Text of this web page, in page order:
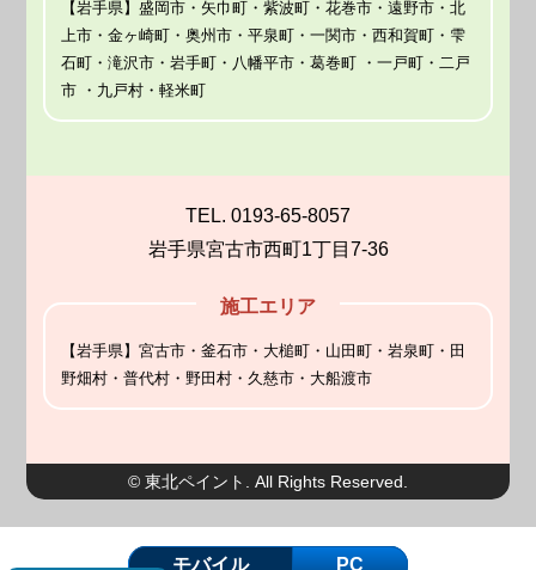
【岩手県】盛岡市・矢巾町・紫波町・花巻市・遠野市・北
上市・金ヶ崎町・奥州市・平泉町・一関市・西和賀町・雫
石町・滝沢市・岩手町・八幡平市・葛巻町 ・一戸町・二戸
市 ・九戸村・軽米町
TEL. 0193-65-8057
岩手県宮古市西町1丁目7-36
施工エリア
【岩手県】宮古市・釜石市・大槌町・山田町・岩泉町・田
野畑村・普代村・野田村・久慈市・大船渡市
© 東北ペイント. All Rights Reserved.
モバイル PC